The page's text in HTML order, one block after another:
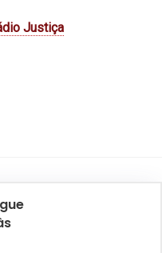
Justiça